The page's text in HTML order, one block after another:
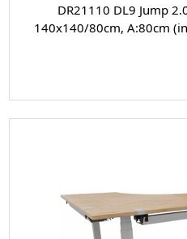
DR21110 DL9 Jump
140x140/80cm, A:80cm